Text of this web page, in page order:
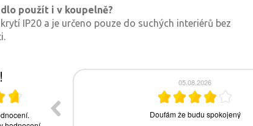
použít i v koupelně?
IP20 a je určeno pouze do suchých interiérů bez